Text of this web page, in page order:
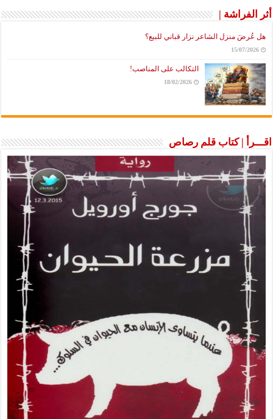
أثر الفراشة |
هل عُرضَ منزل الشاعر نزار قباني للبيع؟
15/07/2026
التكالب على المناصب!
18/02/2026
اقـــرأ | كتاب قلم رصاص